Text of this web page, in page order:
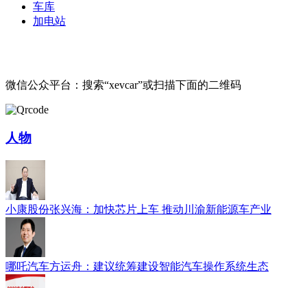
车库
加电站
微信公众平台：搜索“xevcar”或扫描下面的二维码
人物
小康股份张兴海：加快芯片上车 推动川渝新能源车产业
哪吒汽车方运舟：建议统筹建设智能汽车操作系统生态